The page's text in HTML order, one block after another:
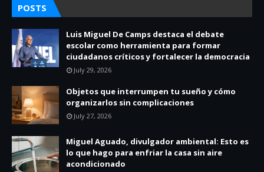
POSTS
Luis Miguel De Camps destaca el debate
escolar como herramienta para formar
ciudadanos críticos y fortalecer la democracia
July 29, 2026
Objetos que interrumpen tu sueño y cómo
organizarlos sin complicaciones
July 27, 2026
Miguel Aguado, divulgador ambiental: Esto es
lo que hago para enfriar la casa sin aire
acondicionado